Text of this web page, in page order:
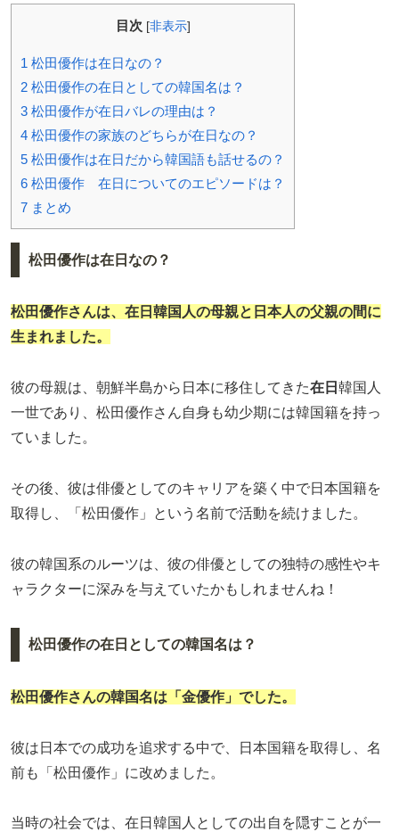
目次 [非表示]
1 松田優作は在日なの？
2 松田優作の在日としての韓国名は？
3 松田優作が在日バレの理由は？
4 松田優作の家族のどちらが在日なの？
5 松田優作は在日だから韓国語も話せるの？
6 松田優作 在日についてのエピソードは？
7 まとめ
松田優作は在日なの？
松田優作さんは、 在日 韓国人の母親と日本人の父親の間に
生まれました。
彼の母親は、朝鮮半島から日本に移住してきた在日 韓国人
一世であり、松田優作さん自身も幼少期には韓国籍を持っ
ていました。
その後、彼は俳優としてのキャリアを築く中で日本国籍を
取得し、「松田優作」という名前で活動を続けました。
彼の韓国系のルーツは、彼の俳優としての独特の感性やキ
ャラクターに深みを与えていたかもしれませんね！
松田優作の在日としての韓国名は？
松田優作さんの韓国名は「金優作」でした。
彼は日本での成功を追求する中で、日本国籍を取得し、名
前も「松田優作」に改めました。
当時の社会では、在日韓国人としての出自を隠すことが一